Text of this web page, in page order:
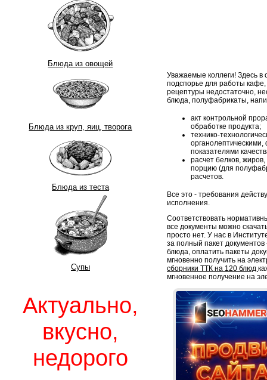
Блюда из овощей
Блюда из круп, яиц, творога
Блюда из теста
Супы
Актуально,
вкусно,
недорого
Уважаемые коллеги! Здесь
подспорье для работы
рецептуры недостаточно,
блюда, полуфабрикаты,
акт контрольной
обработке продукта;
технико-
показателями
расчет белков,
порцию (для
расчетов.
Все это - требования
исполнения.
Соответствовать
все документы можно
просто нет. У нас в
за полный пакет документов
блюда, оплатить пакеты
мгновенно получить на
сборники ТТК на 120 блюд
мгновенное получение на